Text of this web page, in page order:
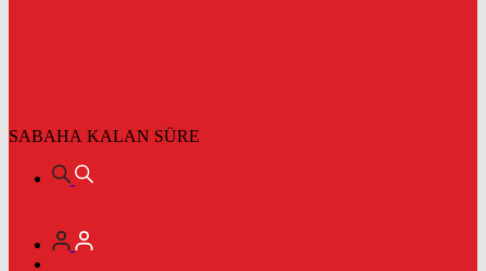
SABAHA KALAN SÜRE